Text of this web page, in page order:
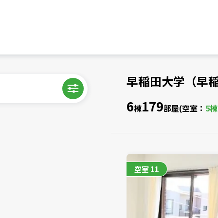
早稲田大学（早
6棟179部屋(空室： 5
空室11